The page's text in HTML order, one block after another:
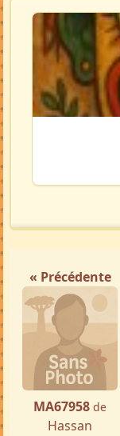
« Précédente
MA67958 de
Hassan